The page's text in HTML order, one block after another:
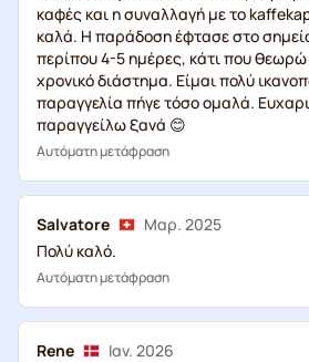
καφές και η συναλλαγή με το
καλά. Η παράδοση έφτασε στο
περίπου 4-5 ημέρες, κάτι που
χρονικό διάστημα. Είμαι πολύ
παραγγελία πήγε τόσο ομαλά.
παραγγείλω ξανά 😊
Αυτόματη μετάφραση
Salvatore
Μαρ. 2025
Πολύ καλό.
Αυτόματη μετάφραση
Rene
Ιαν. 2026